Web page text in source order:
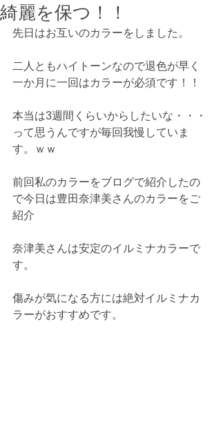
綺麗を保つ！！
先日はお互いのカラーをしました。
二人ともハイトーンなので退色が早く
一か月に一回はカラーが必須です！！
本当は3週間くらいからしたいな・・・
って思うんですが毎回我慢していま
す。ｗｗ
前回私のカラーをブログで紹介したの
で今日は豊田奈津美さんのカラーをご
紹介
奈津美さんは安定のイルミナカラーで
す。
傷みが気になる方には絶対イルミナカ
ラーがおすすめです。